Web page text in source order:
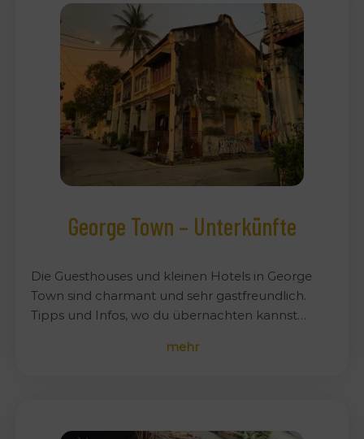
George Town – Unterkünfte
Die Guesthouses und kleinen Hotels in George
Town sind charmant und sehr gastfreundlich.
Tipps und Infos, wo du übernachten kannst…
mehr